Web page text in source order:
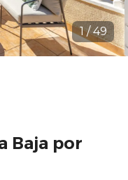
1 / 49
Baja por